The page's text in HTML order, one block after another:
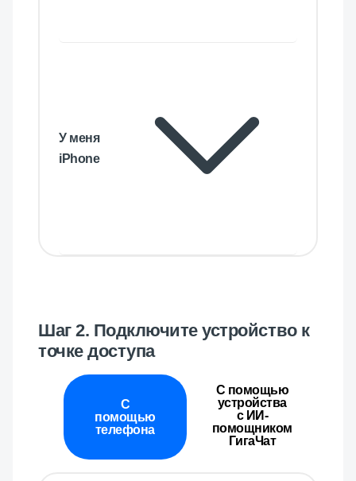
У меня
iPhone
Шаг 2. Подключите устройство к
точке доступа
С
помощью
телефона
С помощью
устройства
с ИИ-
помощником
ГигаЧат